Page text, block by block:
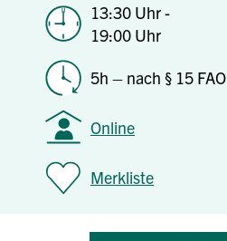
13:30 Uhr -
19:00 Uhr
5h – nach § 15 FAO
Online
Merkliste